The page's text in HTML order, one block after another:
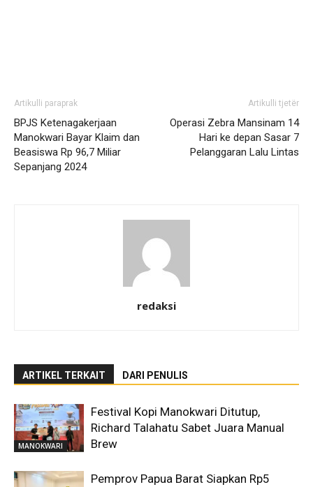
Artikulli paraprak
BPJS Ketenagakerjaan
Manokwari Bayar Klaim dan
Beasiswa Rp 96,7 Miliar
Sepanjang 2024
Artikulli tjetër
Operasi Zebra Mansinam 14
Hari ke depan Sasar 7
Pelanggaran Lalu Lintas
redaksi
ARTIKEL TERKAIT DARI PENULIS
MANOKWARI
Festival Kopi Manokwari Ditutup,
Richard Talahatu Sabet Juara Manual
Brew
Pemprov Papua Barat Siapkan Rp5